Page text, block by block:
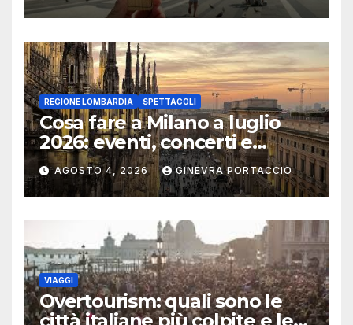
REGIONE LOMBARDIA SPETTACOLI
Cosa fare a Milano a luglio
2026: eventi, concerti e
mostre
AGOSTO 4, 2026 GINEVRA PORTACCIO
VIAGGI
Overtourism: quali sono le